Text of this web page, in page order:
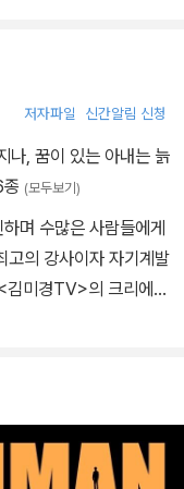
저자파일 신간알림 신청
나, 꿈이 있는 아내는 늙
(모두보기)
며 수많은 사람들에게
고의 강사이자 자기계발
김미경TV>의 크리에이
게 용기와 위로를 전
간 강연이 모두 사라지
서 그녀는 ‘디지털 전